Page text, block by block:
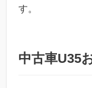
す。
中古車U35